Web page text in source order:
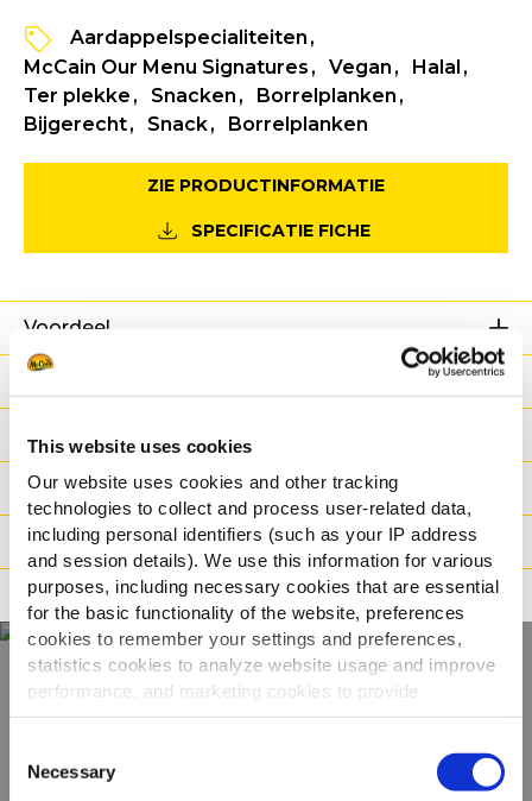
This website uses cookies
Our website uses cookies and other tracking
technologies to collect and process user-related data,
including personal identifiers (such as your IP address
and session details). We use this information for various
purposes, including necessary cookies that are essential
for the basic functionality of the website, preferences
cookies to remember your settings and preferences,
statistics cookies to analyze website usage and improve
performance, and marketing cookies to provide
personalized content and advertising.
By clicking 'Allow all cookies', you consent to the use of
all cookies. If you'd like to customize your preferences,
Selection
Necessary
Aardappelspecialiteiten
McCain Our Menu Signatures
Vegan
Halal
Ter plekke
Snacken
Borrelplanken
Bijgerecht
Snack Borrelplanken
ZIE PRODUCTINFORMATIE
SPECIFICATIE FICHE
Voordeel
Ingrediënten
Gewicht/Logistiek
Bereidingswijzen
Certificaties
Ontdek ons volledige